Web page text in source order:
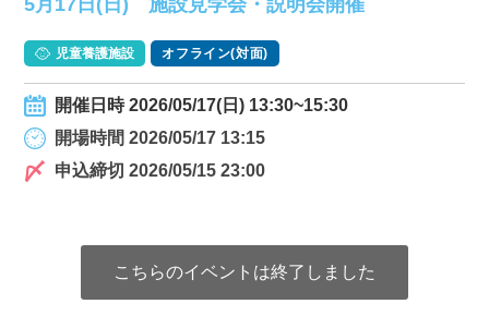
5月17日(日) 施設見学会・説明会開催
児童養護施設 オフライン(対面)
開催日時 2026/05/17(日) 13:30~15:30
開場時間 2026/05/17 13:15
申込締切 2026/05/15 23:00
こちらのイベントは終了しました